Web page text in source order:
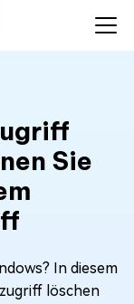
Sie
In diesem
löschen